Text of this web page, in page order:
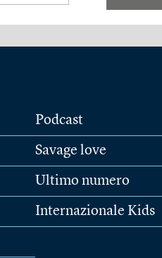
Podcast
Savage love
Ultimo numero
Internazionale Kids